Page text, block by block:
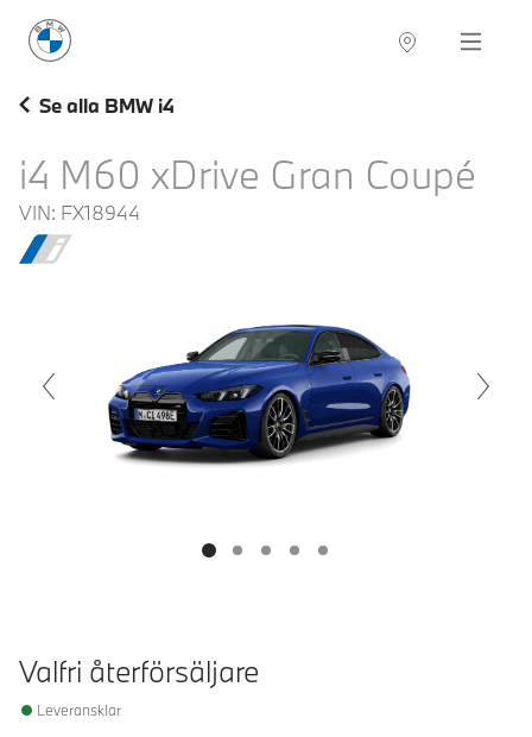
BMW Sverige Navigation
Se alla BMW i4
i4 M60 xDrive Gran Coupé
VIN: FX18944
Valfri återförsäljare
Leveransklar